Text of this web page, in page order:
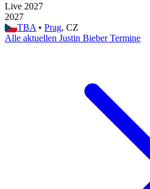
Live 2027
2027
TBA • Prag, CZ
Alle aktuellen Justin Bieber Termine